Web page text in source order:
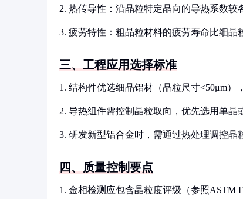
2. 热传导性：沿晶粒特定晶向的导热系数较
3. 疲劳特性：粗晶粒材料的疲劳寿命比细晶
三、工程应用选择标准
1. 结构件优选细晶铝材（晶粒尺寸<50μm）
2. 导热组件需控制晶粒取向，优先选用单晶
3. 研发新型铝合金时，需通过热处理调控晶
四、质量控制要点
1. 金相检测应包含晶粒度评级（参照ASTM